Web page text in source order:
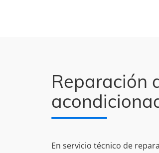
Reparación
En servicio técnico de